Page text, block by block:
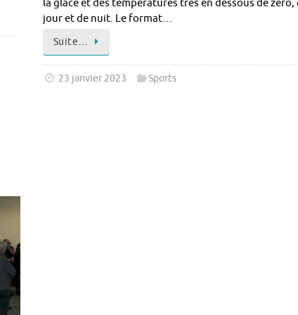
la glace et des températures très en dessous de zéro,
jour et de nuit. Le format…
Suite…
23 janvier 2023 Sports